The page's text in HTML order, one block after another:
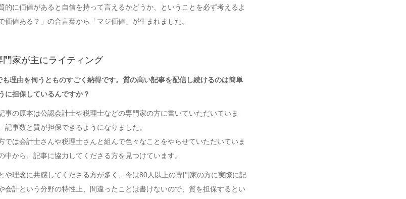
的に価値があると自信を持って言えるかどうか、ということを必ず考えるよ
値ある？」の合言葉から「マジ価値」が生まれました。
家が主にライティング
理由を伺うとものすごく納得です。質の高い記事を配信し続けるのは簡単
に担保しているんですか？
事の原本は公認会計士や税理士などの専門家の方に書いていただいていま
事数と質が担保できるようになりました。
では会計士さんや税理士さんと組んで色々なことをやらせていただいていま
から、記事に協力してくださる方を見つけています。
や理念に共感してくださる方が多く、今は80人以上の専門家の方に実際に記
会計という分野の特性上、間違ったことは書けないので、質を担保するとい